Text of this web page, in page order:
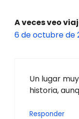
A veces veo
6 de octubre de
Un lugar
historia,
Responder